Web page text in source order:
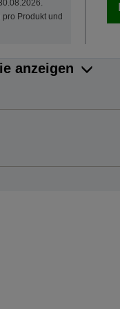
Produkt und
anzeigen